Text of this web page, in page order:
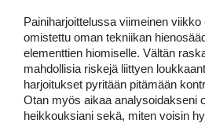
Painiharjoittelussa viimeinen viikko
omistettu oman tekniikan
elementtien hiomiselle. Vältän
mahdollisia riskejä liittyen
harjoitukset pyritään pitämään
Otan myös aikaa analysoidakseni
heikkouksiani sekä, miten voisin